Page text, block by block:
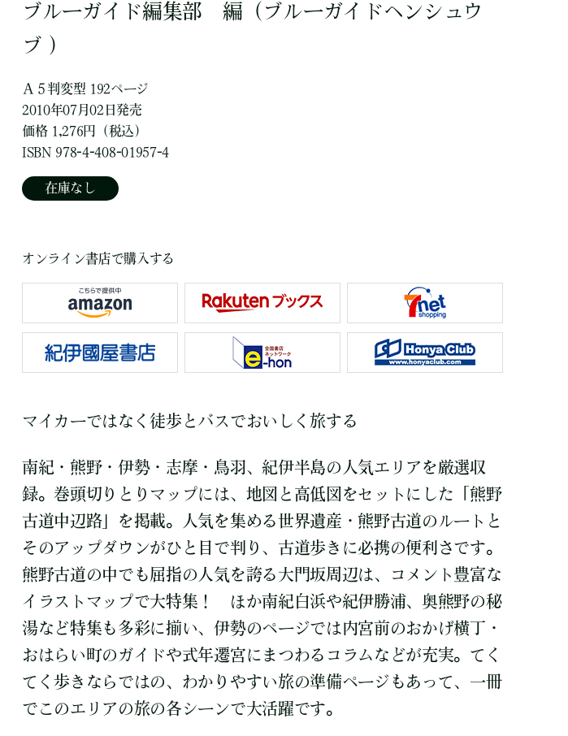
ブルーガイド編集部 編 （ブルーガイドヘンシュウ
ブ ）
Ａ５判変型 192ページ
2010年07月02日発売
価格 1,276円（税込）
ISBN 978-4-408-01957-4
在庫なし
オンライン書店で購入する
マイカーではなく徒歩とバスでおいしく旅する
南紀・熊野・伊勢・志摩・鳥羽、紀伊半島の人気エリアを厳選収
録。巻頭切りとりマップには、地図と高低図をセットにした「熊野
古道中辺路」を掲載。人気を集める世界遺産・熊野古道のルートと
そのアップダウンがひと目で判り、古道歩きに必携の便利さです。
熊野古道の中でも屈指の人気を誇る大門坂周辺は、コメント豊富な
イラストマップで大特集！ ほか南紀白浜や紀伊勝浦、奥熊野の秘
湯など特集も多彩に揃い、伊勢のページでは内宮前のおかげ横丁・
おはらい町のガイドや式年遷宮にまつわるコラムなどが充実。てく
てく歩きならではの、わかりやすい旅の準備ページもあって、一冊
でこのエリアの旅の各シーンで大活躍です。